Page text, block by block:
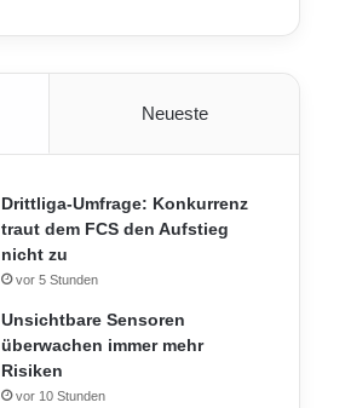
Neueste
Drittliga-Umfrage: Konkurrenz
traut dem FCS den Aufstieg
nicht zu
vor 5 Stunden
Unsichtbare Sensoren
überwachen immer mehr
Risiken
vor 10 Stunden